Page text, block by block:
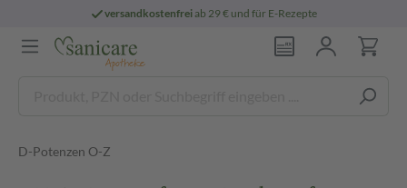
versandkostenfreiab 29 € und für E-Rezepte
D-Potenzen O-Z